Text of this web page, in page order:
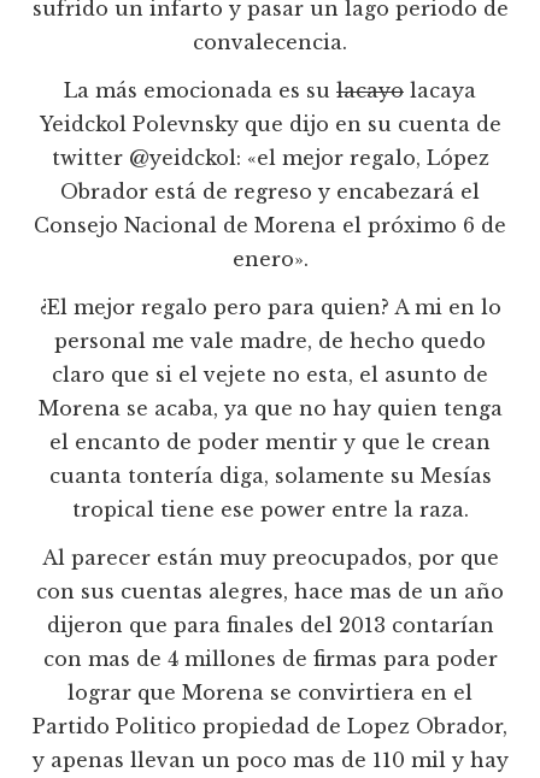
sufrido un infarto y pasar un lago periodo de
convalecencia.
La más emocionada es su lacayo lacaya
Yeidckol Polevnsky que dijo en su cuenta de
twitter @yeidckol: «el mejor regalo, López
Obrador está de regreso y encabezará el
Consejo Nacional de Morena el próximo 6 de
enero».
¿El mejor regalo pero para quien? A mi en lo
personal me vale madre, de hecho quedo
claro que si el vejete no esta, el asunto de
Morena se acaba, ya que no hay quien tenga
el encanto de poder mentir y que le crean
cuanta tontería diga, solamente su Mesías
tropical tiene ese power entre la raza.
Al parecer están muy preocupados, por que
con sus cuentas alegres, hace mas de un año
dijeron que para finales del 2013 contarían
con mas de 4 millones de firmas para poder
lograr que Morena se convirtiera en el
Partido Politico propiedad de Lopez Obrador,
y apenas llevan un poco mas de 110 mil y hay